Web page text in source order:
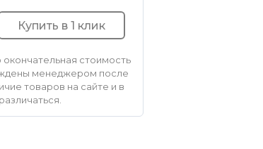
Купить в 1 клик
стоимость
менеджером после
товаров на сайте и в